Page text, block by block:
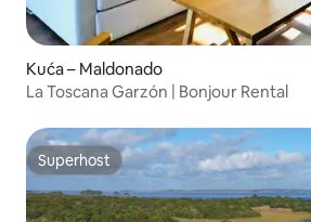
Kuća – Maldonado
La Toscana Garzón | Bonjour Rental
Superhost
Superhost